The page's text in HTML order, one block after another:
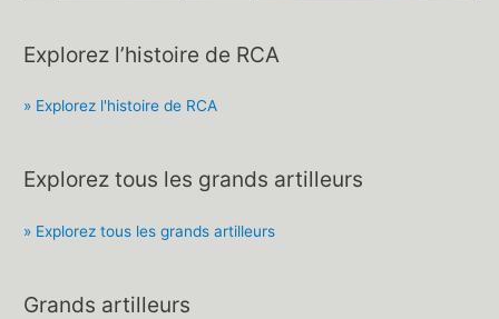
Explorez l’histoire de RCA
» Explorez l'histoire de RCA
Explorez tous les grands artilleurs
» Explorez tous les grands artilleurs
Grands artilleurs